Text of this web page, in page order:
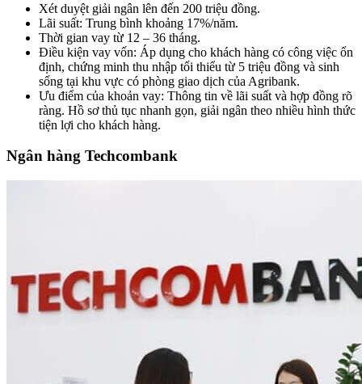
Xét duyệt giải ngân lên đến 200 triệu đồng.
Lãi suất: Trung bình khoảng 17%/năm.
Thời gian vay từ 12 – 36 tháng.
Điều kiện vay vốn: Áp dụng cho khách hàng có công việc ổn
định, chứng minh thu nhập tối thiểu từ 5 triệu đồng và sinh
sống tại khu vực có phòng giao dịch của Agribank.
Ưu điểm của khoản vay: Thông tin về lãi suất và hợp đồng rõ
ràng. Hồ sơ thủ tục nhanh gọn, giải ngân theo nhiều hình thức
tiện lợi cho khách hàng.
Ngân hàng Techcombank